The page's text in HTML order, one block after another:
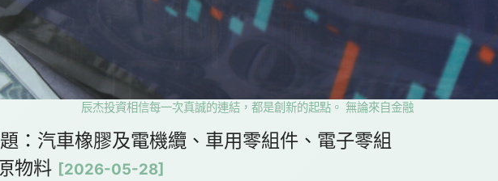
辰杰投資相信每一次真誠的連結，都是創新的起點。 無論來自金融、科技、教育、影
：汽車橡膠及電機纜、車用零組件、電子零組
物料 [2026-05-28]